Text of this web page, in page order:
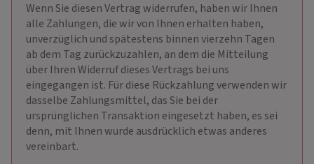
Wenn Sie diesen Vertrag widerrufen, haben wir Ihnen
alle Zahlungen, die wir von Ihnen erhalten haben,
unverzüglich und spätestens binnen vierzehn Tagen
ab dem Tag zurückzuzahlen, an dem die Mitteilung
über Ihren Widerruf dieses Vertrags bei uns
eingegangen ist. Für diese Rückzahlung verwenden wir
dasselbe Zahlungsmittel, das Sie bei der
ursprünglichen Transaktion eingesetzt haben, es sei
denn, mit Ihnen wurde ausdrücklich etwas anderes
vereinbart.